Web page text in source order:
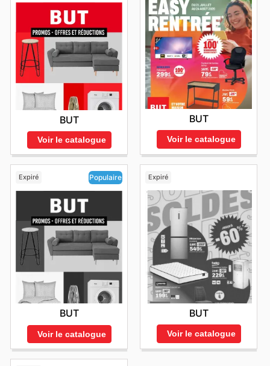
BUT
Voir le catalogue
BUT
Voir le catalogue
Expiré Populaire
BUT
Voir le catalogue
Expiré
BUT
Voir le catalogue